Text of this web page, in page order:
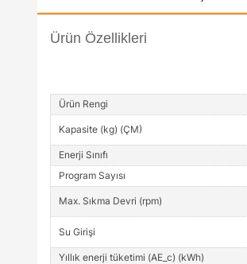
Ürün Özellikleri
Ürün Rengi
Kapasite (kg) (ÇM)
Enerji Sınıfı
Program Sayısı
Max. Sıkma Devri (rpm)
Su Girişi
Yıllık enerji tüketimi (AE_c) (kWh)